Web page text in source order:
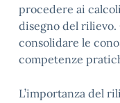
procedere ai
disegno del
consolidare le
competenze
L’importanza del